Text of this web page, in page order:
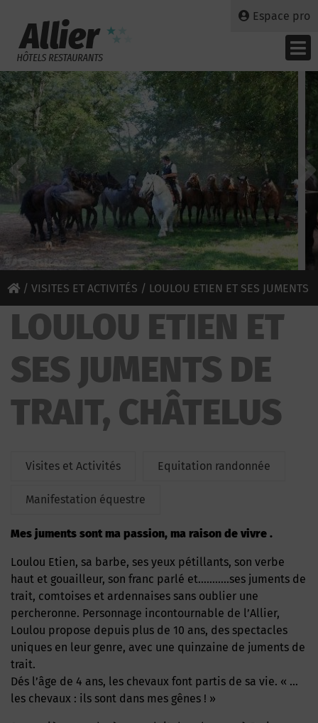
Espace pro
/ VISITES ET ACTIVITÉS / LOULOU ETIEN ET SES JUMENTS
DE TRAIT
LOULOU ETIEN ET
SES JUMENTS DE
TRAIT, CHÂTELUS
Visites et Activités Equitation randonnée
Manifestation équestre
Mes juments sont ma passion, ma raison de vivre .
Loulou Etien, sa barbe, ses yeux pétillants, son verbe
haut et gouailleur, son franc parlé et………..ses juments de
trait, comtoises et ardennaises sans oublier une
percheronne. Personnage incontournable de l’Allier,
Loulou propose depuis plus de 10 ans, des spectacles
uniques en leur genre, avec une quinzaine de juments de
trait.
Dés l’âge de 4 ans, les chevaux font partis de sa vie. « …
les chevaux : ils sont dans mes gênes ! »